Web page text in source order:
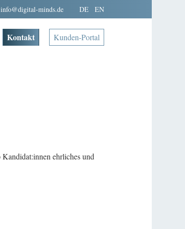
info@digital-minds.de DE EN
Kontakt Kunden-Portal